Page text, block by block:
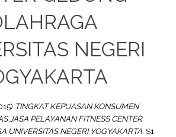
NEGERI
TINGKAT KEPUASAN KONSUMEN
JASA PELAYANAN FITNESS CENTER
UNIVERSITAS NEGERI YOGYAKARTA. S1